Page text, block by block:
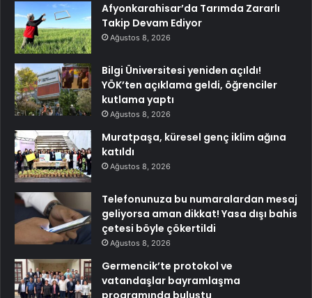
Afyonkarahisar’da Tarımda Zararlı
Takip Devam Ediyor
Ağustos 8, 2026
Bilgi Üniversitesi yeniden açıldı!
YÖK’ten açıklama geldi, öğrenciler
kutlama yaptı
Ağustos 8, 2026
Muratpaşa, küresel genç iklim ağına
katıldı
Ağustos 8, 2026
Telefonunuza bu numaralardan mesaj
geliyorsa aman dikkat! Yasa dışı bahis
çetesi böyle çökertildi
Ağustos 8, 2026
Germencik’te protokol ve
vatandaşlar bayramlaşma
programında buluştu